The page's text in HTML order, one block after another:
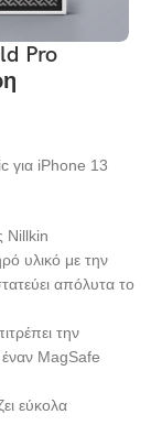
Pro
για iPhone 13
Nillkin
υλικό με την
απόλυτα το
την
MagSafe
εύκολα